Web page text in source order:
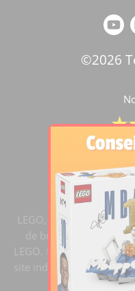
©2026
4.2/
LEGO, le logo LEGO, la
de briques sont des
LEGO. ©2020 The LEGO
site indépendant du